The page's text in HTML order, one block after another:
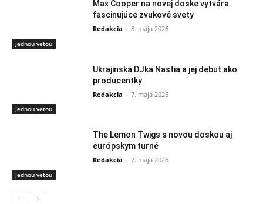
Jednou vetou
Max Cooper na novej doske vytvára
fascinujúce zvukové svety
Redakcia - 8. mája 2026
Jednou vetou
Ukrajinská DJka Nastia a jej debut ako
producentky
Redakcia - 7. mája 2026
Jednou vetou
The Lemon Twigs s novou doskou aj
európskym turné
Redakcia - 7. mája 2026